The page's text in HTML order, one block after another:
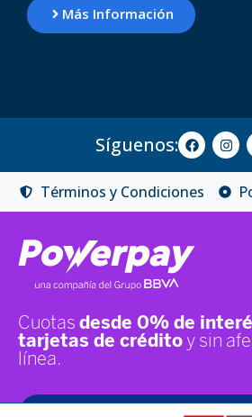
Más Información
Síguenos:
Términos y Condiciones